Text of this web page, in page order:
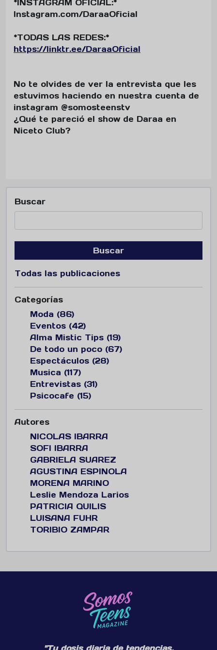
*INSTAGRAM OFICIAL:*
Instagram.com/DaraaOficial
*TODAS LAS REDES:*
https://linktr.ee/DaraaOficial
No te olvides de ver la entrevista que les
estuvimos haciendo en nuestra cuenta de
instagram @somosteenstv
¿Qué te pareció el show de Daraa en
Niceto Club?
Buscar
Buscar
Todas las publicaciones
Categorías
Moda (86)
Eventos (42)
Alma Mistic Tips (19)
De todo un poco (67)
Espectáculos (28)
Musica (117)
Entrevistas (31)
Psicocafe (15)
Autores
NICOLAS IBARRA
SOFI IBARRA
GABRIELA SUAREZ
AGUSTINA ESPINOLA
MORENA MARINO
Leslie Mendoza Larios
PATRICIA QUILIS
LUISANA FUHR
TORIBIO ZAMPAR
"Tu dosis diaria de tendencias,